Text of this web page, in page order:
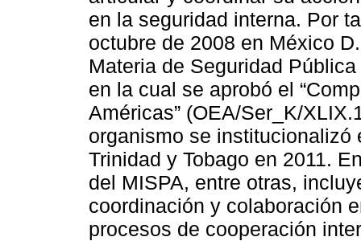
en la seguridad interna. Por
octubre de 2008 en México
Materia de Seguridad
en la cual se aprobó el
Américas” (OEA/Ser_K/
organismo se institucionalizó
Trinidad y Tobago en 2011.
del MISPA, entre otras,
coordinación y colaboración
procesos de cooperación